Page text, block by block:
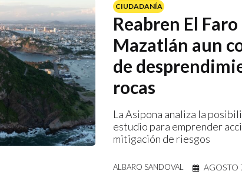
CIUDADANÍA
Reabren El Faro
Mazatlán aun
de
rocas
La Asipona analiza la
estudio para emprender
mitigación de riesgos
ALBARO SANDOVAL AGOSTO